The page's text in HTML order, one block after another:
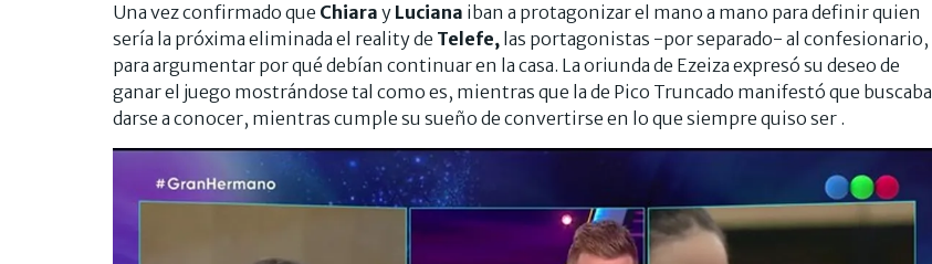
Una vez confirmado que Chiara y Luciana iban a protagonizar el mano a mano para definir quien
sería la próxima eliminada el reality de Telefe, las portagonistas -por separado- al confesionario,
para argumentar por qué debían continuar en la casa. La oriunda de Ezeiza expresó su deseo de
ganar el juego mostrándose tal como es, mientras que la de Pico Truncado manifestó que buscaba
darse a conocer, mientras cumple su sueño de convertirse en lo que siempre quiso ser .